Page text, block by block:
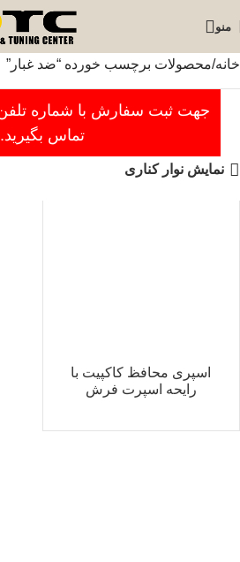
منو
خانه محصولات برچسب خورده “ضد غبار”
تماس بگیرید.
نمایش نوار کناری
اسپری محافظ کاکپیت با
رایحه اسپرت فرش